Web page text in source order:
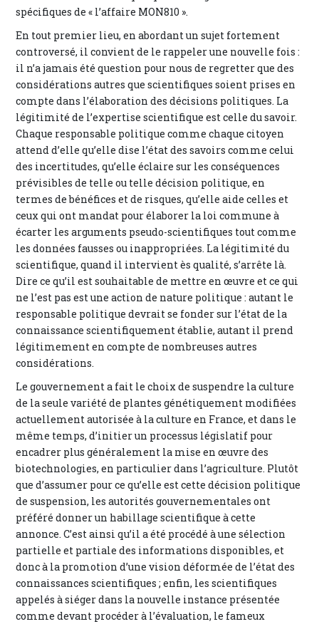
spécifiques de « l’affaire MON810 ».
En tout premier lieu, en abordant un sujet fortement
controversé, il convient de le rappeler une nouvelle fois :
il n’a jamais été question pour nous de regretter que des
considérations autres que scientifiques soient prises en
compte dans l’élaboration des décisions politiques. La
légitimité de l’expertise scientifique est celle du savoir.
Chaque responsable politique comme chaque citoyen
attend d’elle qu’elle dise l’état des savoirs comme celui
des incertitudes, qu’elle éclaire sur les conséquences
prévisibles de telle ou telle décision politique, en
termes de bénéfices et de risques, qu’elle aide celles et
ceux qui ont mandat pour élaborer la loi commune à
écarter les arguments pseudo-scientifiques tout comme
les données fausses ou inappropriées. La légitimité du
scientifique, quand il intervient ès qualité, s’arrête là.
Dire ce qu’il est souhaitable de mettre en œuvre et ce qui
ne l’est pas est une action de nature politique : autant le
responsable politique devrait se fonder sur l’état de la
connaissance scientifiquement établie, autant il prend
légitimement en compte de nombreuses autres
considérations.
Le gouvernement a fait le choix de suspendre la culture
de la seule variété de plantes génétiquement modifiées
actuellement autorisée à la culture en France, et dans le
même temps, d’initier un processus législatif pour
encadrer plus généralement la mise en œuvre des
biotechnologies, en particulier dans l’agriculture. Plutôt
que d’assumer pour ce qu’elle est cette décision politique
de suspension, les autorités gouvernementales ont
préféré donner un habillage scientifique à cette
annonce. C’est ainsi qu’il a été procédé à une sélection
partielle et partiale des informations disponibles, et
donc à la promotion d’une vision déformée de l’état des
connaissances scientifiques ; enfin, les scientifiques
appelés à siéger dans la nouvelle instance présentée
comme devant procéder à l’évaluation, le fameux